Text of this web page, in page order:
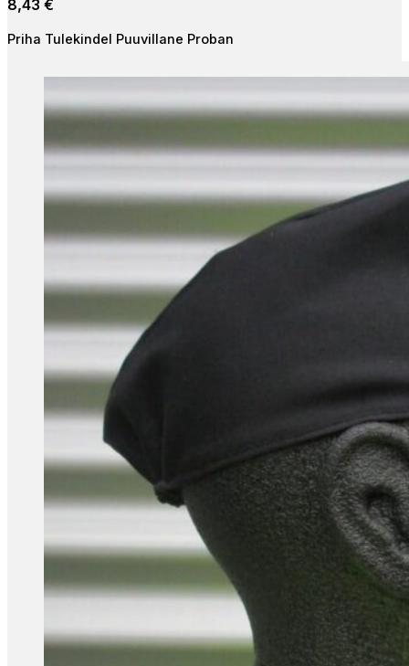
8,43 €
Priha Tulekindel Puuvillane Proban